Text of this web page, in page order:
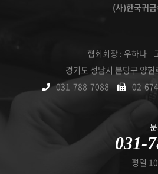
(사)한국귀
협회회장 : 우하나
경기도 성남시 분당구 양
031-788-7088
02-
031-
평일